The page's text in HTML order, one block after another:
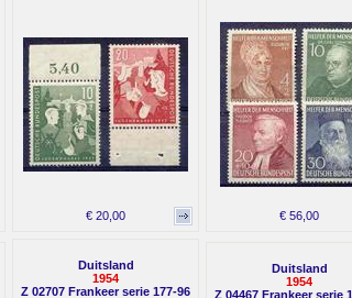
€ 20,00 € 56,00
Duitsland
1954
Z 02707 Frankeer serie 177-96
Duitsland
1954
Z 04467 Frankeer serie